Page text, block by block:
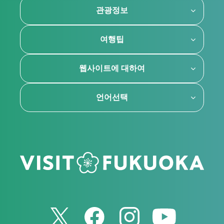
관광정보
여행팁
웹사이트에 대하여
언어선택